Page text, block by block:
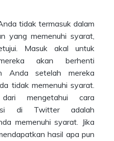
tidak termasuk dalam
yang memenuhi syarat,
Masuk akal untuk
akan berhenti
Anda setelah mereka
tidak memenuhi syarat.
mengetahui cara
di Twitter adalah
memenuhi syarat. Jika
hasil apa pun